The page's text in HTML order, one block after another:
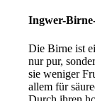
Ingwer-
Die Birne ist
nur pur,
sie weniger
allem für